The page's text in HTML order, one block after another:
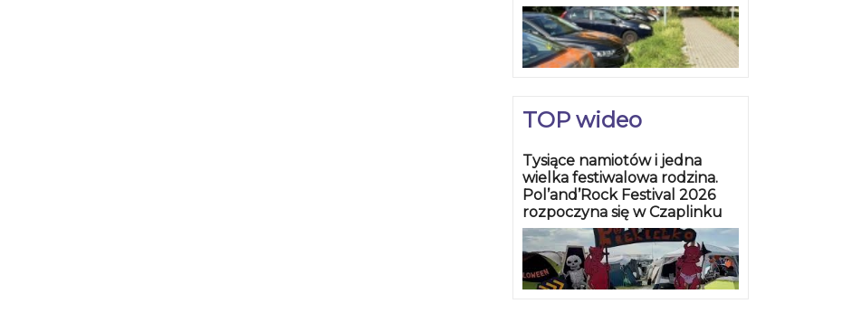
TOP wideo
Tysiące namiotów i jedna
wielka festiwalowa rodzina.
Pol’and’Rock Festival 2026
rozpoczyna się w Czaplinku